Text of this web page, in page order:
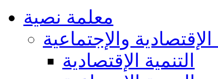
معلمة نصية
الإقتصادية والإجتماعية
التنمية الإقتصادية